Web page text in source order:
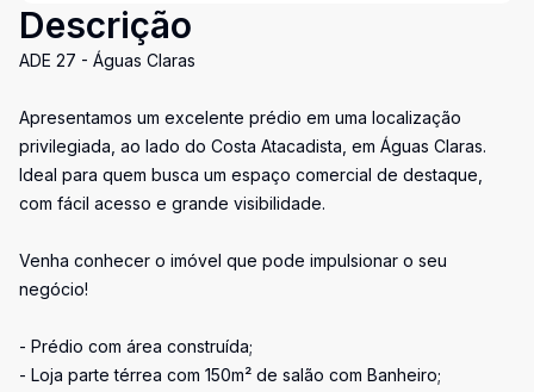
Descrição
ADE 27 - Águas Claras
Apresentamos um excelente prédio em uma localização
privilegiada, ao lado do Costa Atacadista, em Águas Claras.
Ideal para quem busca um espaço comercial de destaque,
com fácil acesso e grande visibilidade.
Venha conhecer o imóvel que pode impulsionar o seu
negócio!
- Prédio com área construída;
- Loja parte térrea com 150m² de salão com Banheiro;